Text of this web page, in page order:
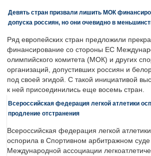
Девять стран призвали лишить МОК
допуска россиян, но они очевидно в
Ряд европейских стран предложили
финансирование со стороны ЕС
олимпийского комитета (МОК) и других
организаций, допустивших россиян и
под своей эгидой. С такой инициативой
к ней присоединились еще восемь стран.
Всероссийская федерация легкой атлетики
продление отстранения
Всероссийская федерация легкой
оспорила в Спортивном арбитражном
Международной ассоциации